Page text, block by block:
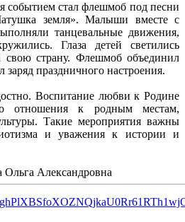
стал флешмоб под песни
земля». Малыши вместе с
танцевальные движения,
Глаза детей светились
свою страну. Флешмоб объединил
заряд праздничного настроения.
Воспитание любви к Родине
отношения к родным местам,
Такие мероприятия важны
и уважения к истории и
Ольга Александровна